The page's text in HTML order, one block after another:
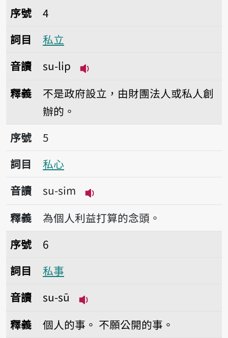
序號4私立
序號
4
詞目
私立
音讀
su-li̍p
釋義
不是政府設立，由財團法人或私人創
辦的。
序號5私心
序號
5
詞目
私心
音讀
su-sim
播放音讀su-sim
釋義
為個人利益打算的念頭。
序號6私事
序號
6
詞目
私事
音讀
su-sū
釋義 個人的事。 不願公開的事。